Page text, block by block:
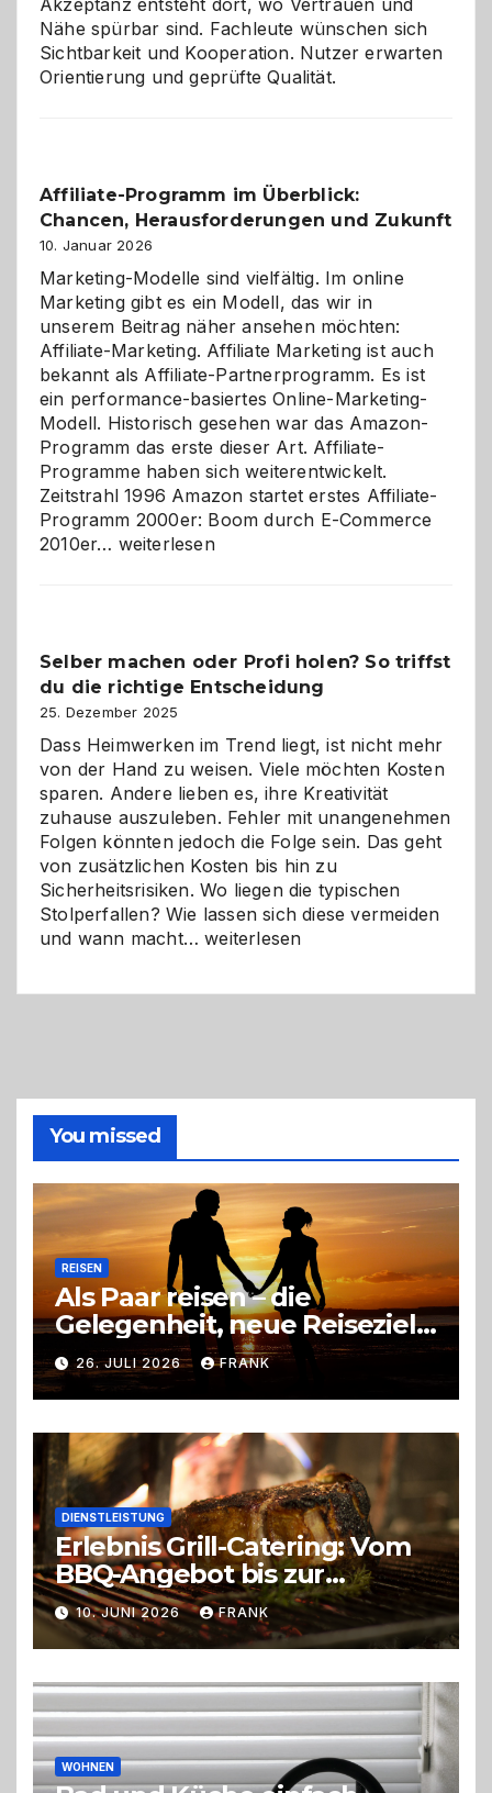
Akzeptanz entsteht dort, wo Vertrauen und
Nähe spürbar sind. Fachleute wünschen sich
Sichtbarkeit und Kooperation. Nutzer erwarten
Orientierung und geprüfte Qualität.
Affiliate-Programm im Überblick:
Chancen, Herausforderungen und Zukunft
10. Januar 2026
Marketing-Modelle sind vielfältig. Im online
Marketing gibt es ein Modell, das wir in
unserem Beitrag näher ansehen möchten:
Affiliate-Marketing. Affiliate Marketing ist auch
bekannt als Affiliate-Partnerprogramm. Es ist
ein performance-basiertes Online-Marketing-
Modell. Historisch gesehen war das Amazon-
Programm das erste dieser Art. Affiliate-
Programme haben sich weiterentwickelt.
Zeitstrahl 1996 Amazon startet erstes Affiliate-
Programm 2000er: Boom durch E-Commerce
2010er… Affiliate-
Herausforderungen
und
Zukunft
weiterlesen
Selber machen oder Profi holen? So triffst
du die richtige Entscheidung
25. Dezember 2025
Dass Heimwerken im Trend liegt, ist nicht mehr
von der Hand zu weisen. Viele möchten Kosten
sparen. Andere lieben es, ihre Kreativität
zuhause auszuleben. Fehler mit unangenehmen
Folgen könnten jedoch die Folge sein. Das geht
von zusätzlichen Kosten bis hin zu
Sicherheitsrisiken. Wo liegen die typischen
Stolperfallen? Wie lassen sich diese vermeiden
und wann macht…Selber
richtige
Entscheidung
weiterlesen
You missed
REISEN
Als Paar reisen – die
Gelegenheit, neue Reiseziele
zu entdecken
26. JULI 2026 FRANK
DIENSTLEISTUNG
Erlebnis Grill-Catering: Vom
BBQ-Angebot bis zur
perfekten Eventorganisation
Trend zu Outdoor-Events,
Erlebnisgastronomie und
Live-Cooking
10. JUNI 2026 FRANK
WOHNEN